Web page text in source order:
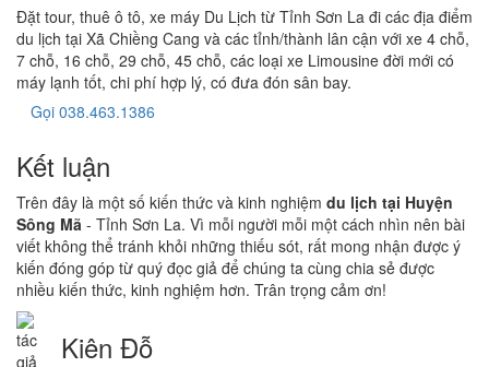
Đặt tour, thuê ô tô, xe máy Du Lịch từ Tỉnh Sơn La đi các địa điểm
du lịch tại Xã Chiềng Cang và các tỉnh/thành lân cận với xe 4 chỗ,
7 chỗ, 16 chỗ, 29 chỗ, 45 chỗ, các loại xe Limousine đời mới có
máy lạnh tốt, chi phí hợp lý, có đưa đón sân bay.
Gọi 038.463.1386
Kết luận
Trên đây là một số kiến thức và kinh nghiệm du lịch tại Huyện
Sông Mã - Tỉnh Sơn La. Vì mỗi người mỗi một cách nhìn nên bài
viết không thể tránh khỏi những thiếu sót, rất mong nhận được ý
kiến đóng góp từ quý đọc giả để chúng ta cùng chia sẻ được
nhiều kiến thức, kinh nghiệm hơn. Trân trọng cảm ơn!
Kiên Đỗ